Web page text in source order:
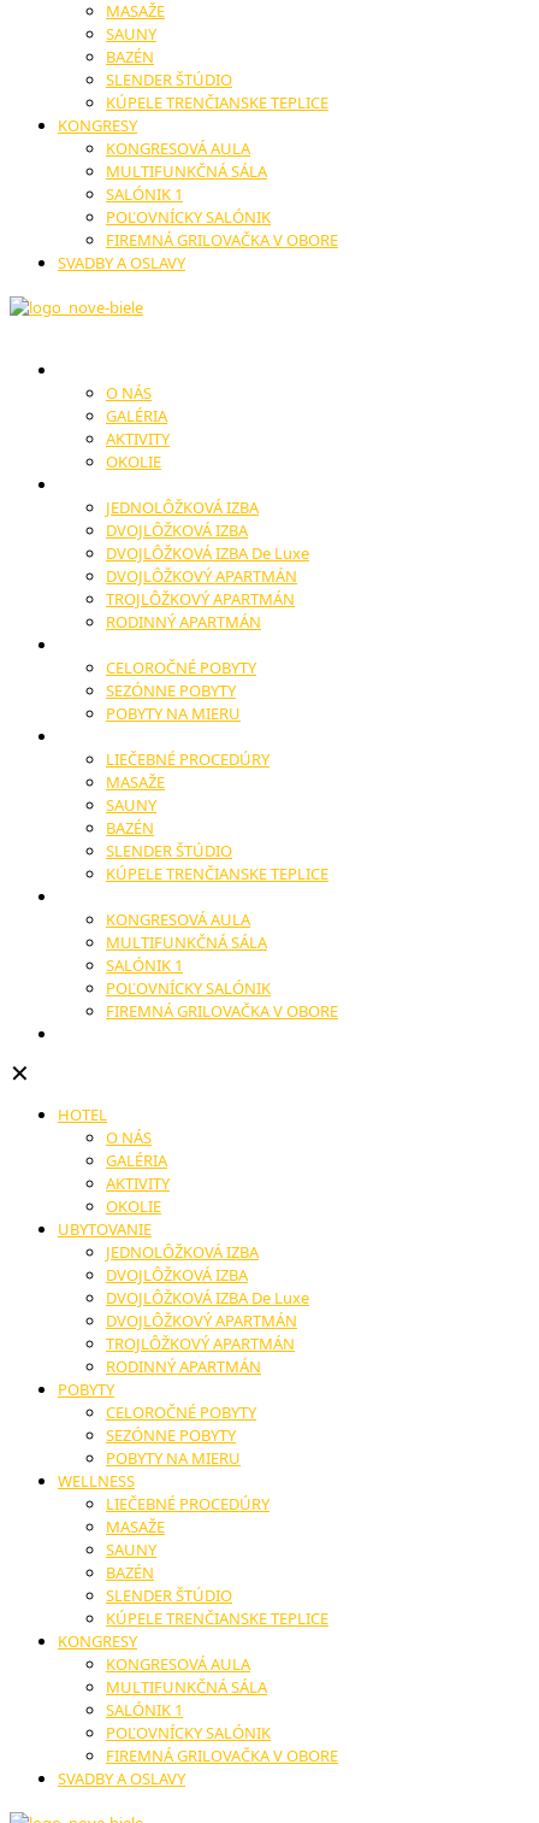
MASAŽE
SAUNY
BAZÉN
SLENDER ŠTÚDIO
KÚPELE TRENČIANSKE TEPLICE
KONGRESY
KONGRESOVÁ AULA
MULTIFUNKČNÁ SÁLA
SALÓNIK 1
POĽOVNÍCKY SALÓNIK
FIREMNÁ GRILOVAČKA V OBORE
SVADBY A OSLAVY
O NÁS
GALÉRIA
AKTIVITY
OKOLIE
JEDNOLÔŽKOVÁ IZBA
DVOJLÔŽKOVÁ IZBA
DVOJLÔŽKOVÁ IZBA De Luxe
DVOJLÔŽKOVÝ APARTMÁN
TROJLÔŽKOVÝ APARTMÁN
RODINNÝ APARTMÁN
CELOROČNÉ POBYTY
SEZÓNNE POBYTY
POBYTY NA MIERU
LIEČEBNÉ PROCEDÚRY
MASAŽE
SAUNY
BAZÉN
SLENDER ŠTÚDIO
KÚPELE TRENČIANSKE TEPLICE
KONGRESOVÁ AULA
MULTIFUNKČNÁ SÁLA
SALÓNIK 1
POĽOVNÍCKY SALÓNIK
FIREMNÁ GRILOVAČKA V OBORE
✕
HOTEL
O NÁS
GALÉRIA
AKTIVITY
OKOLIE
UBYTOVANIE
JEDNOLÔŽKOVÁ IZBA
DVOJLÔŽKOVÁ IZBA
DVOJLÔŽKOVÁ IZBA De Luxe
DVOJLÔŽKOVÝ APARTMÁN
TROJLÔŽKOVÝ APARTMÁN
RODINNÝ APARTMÁN
POBYTY
CELOROČNÉ POBYTY
SEZÓNNE POBYTY
POBYTY NA MIERU
WELLNESS
LIEČEBNÉ PROCEDÚRY
MASAŽE
SAUNY
BAZÉN
SLENDER ŠTÚDIO
KÚPELE TRENČIANSKE TEPLICE
KONGRESY
KONGRESOVÁ AULA
MULTIFUNKČNÁ SÁLA
SALÓNIK 1
POĽOVNÍCKY SALÓNIK
FIREMNÁ GRILOVAČKA V OBORE
SVADBY A OSLAVY